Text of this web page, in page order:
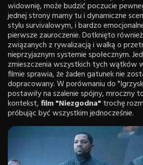
widownię, może budzić poczucie
jednej strony mamy tu i dynamiczne
stylu survivalowym, i bardzo
pierwsze zauroczenie. Dotknięto
związanych z rywalizacją i walką o
nieprzyjaznym systemie społecznym.
zmieszczenia wszystkich tych wątków
filmie sprawia, że żaden gatunek nie
dopracowany. W porównaniu do
postawiły na szalenie spójny, mroczny
kontekst,film "Niezgodna" trochę
próbując być wszystkim jednocześnie.